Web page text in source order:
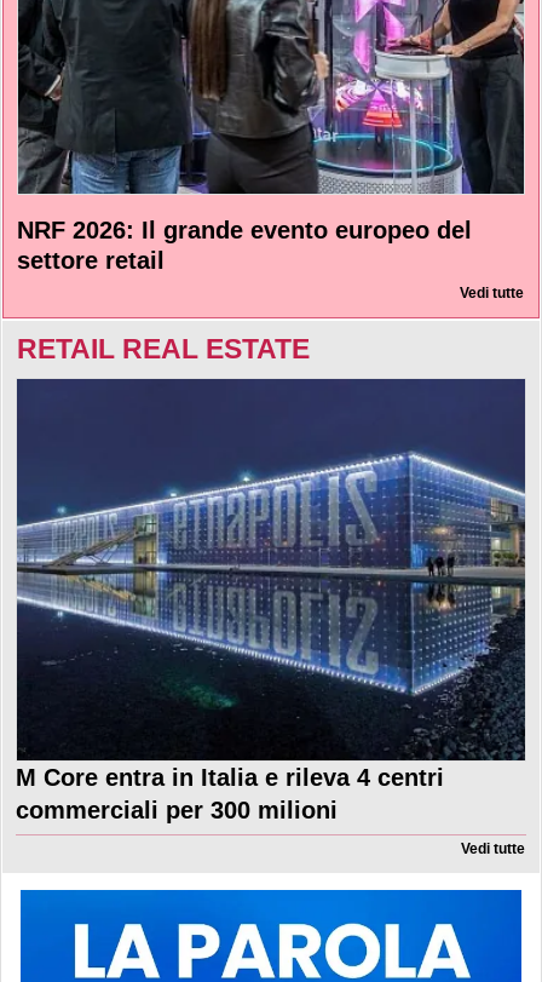
NRF 2026: Il grande evento europeo del
settore retail
Vedi tutte
RETAIL REAL ESTATE
M Core entra in Italia e rileva 4 centri
commerciali per 300 milioni
Vedi tutte